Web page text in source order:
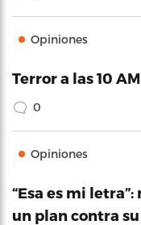
Opiniones
Terror a las 10 AM
0
Opiniones
“Esa es mi
un plan contra